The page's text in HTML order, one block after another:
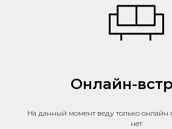
Онлайн-
На данный момент веду только онлайн
нет